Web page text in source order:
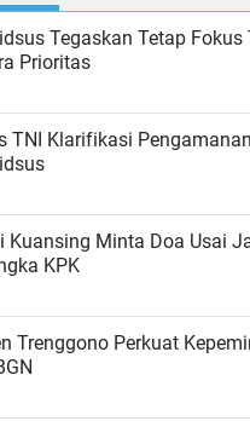
Tegaskan Tetap Fokus
Prioritas
TNI Klarifikasi
Kuansing Minta Doa Usai
KPK
Trenggono Perkuat